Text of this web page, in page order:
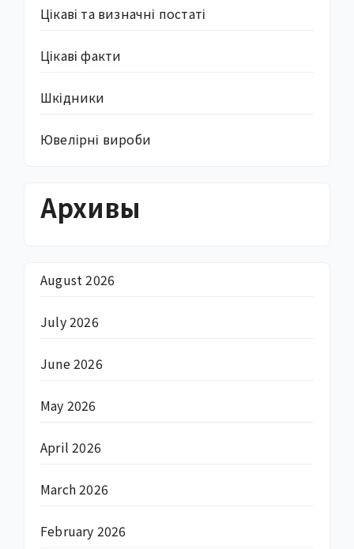
Цікаві та визначні постаті
Цікаві факти
Шкідники
Ювелірні вироби
Архивы
August 2026
July 2026
June 2026
May 2026
April 2026
March 2026
February 2026